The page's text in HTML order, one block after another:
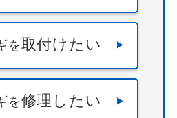
を取付けたい
を修理したい